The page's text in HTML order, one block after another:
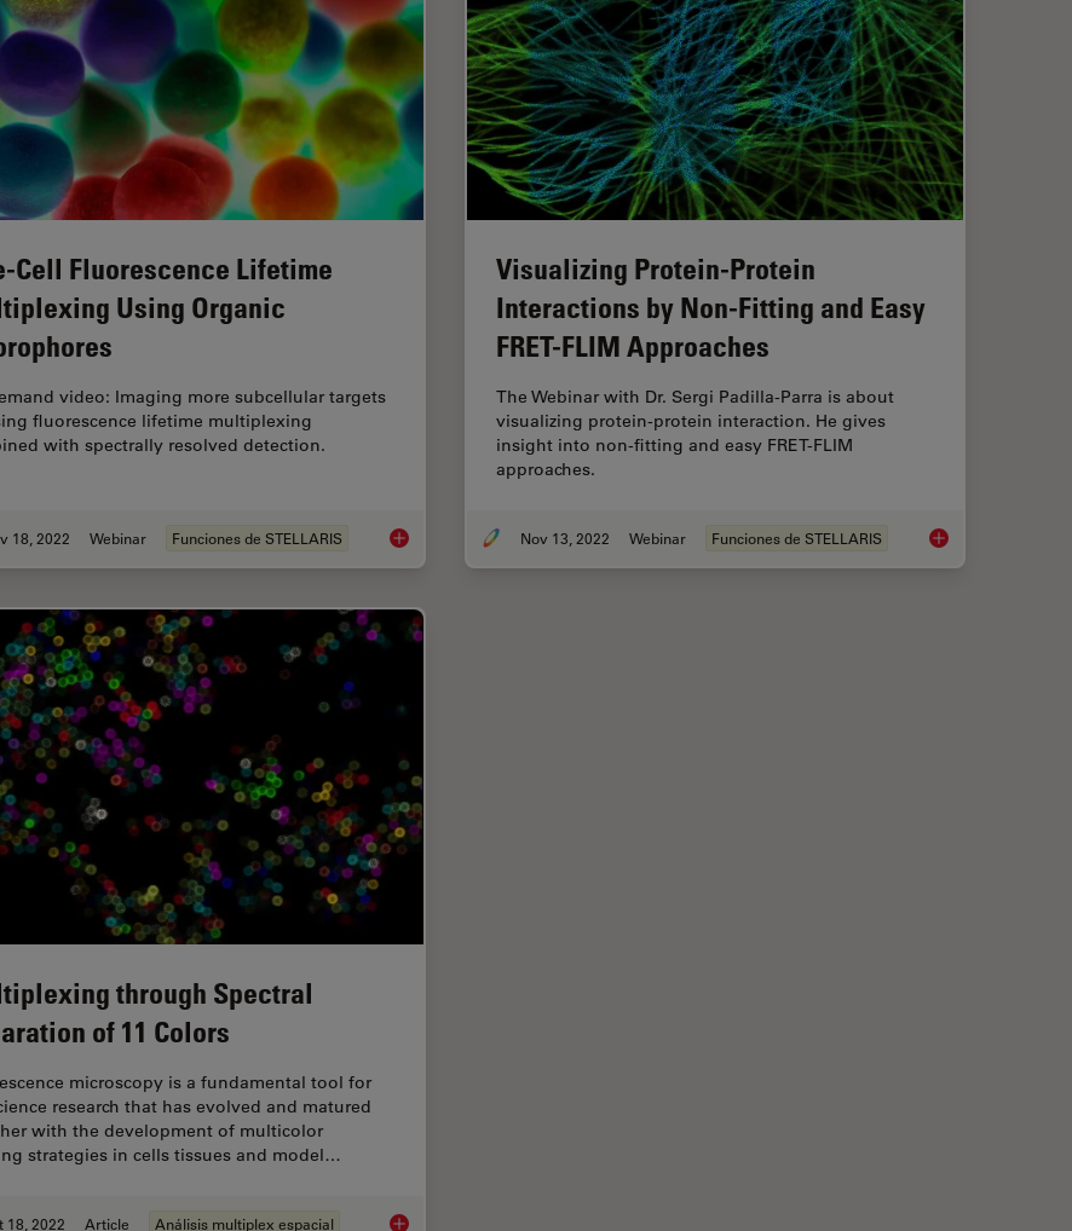
Cell Fluorescence Lifetime
Using Organic
video: Imaging more subcellular targets
fluorescence lifetime multiplexing
with spectrally resolved detection.
18, 2022 Webinar Funciones de STELLARIS Live-Cell Fluorescence Lifetime Multiplexing Using Organic Fluorophores
Visualizing Protein-Protein
Interactions by Non-Fitting and Easy
FRET-FLIM Approaches
The Webinar with Dr. Sergi Padilla-Parra is about
visualizing protein-protein interaction. He gives
insight into non-fitting and easy FRET-FLIM
approaches.
Nov 13, 2022 Webinar Funciones de STELLARIS Visualizing Protein-
through Spectral
of 11 Colors
microscopy is a fundamental tool for
research that has evolved and matured
with the development of multicolor
strategies in cells tissues and model…
18, 2022 Article Análisis multiplex espacial Multiplexing through Spectral Separation of 11 Colors